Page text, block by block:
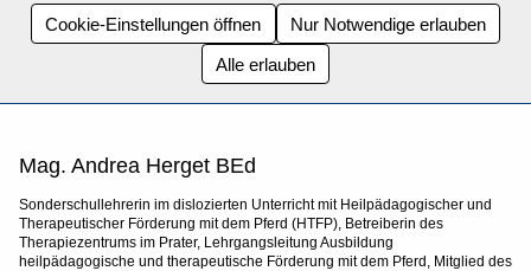
Cookie-Einstellungen öffnen
Nur Notwendige erlauben
Alle erlauben
Mag. Andrea Herget BEd
Sonderschullehrerin im dislozierten Unterricht mit Heilpädagogischer und
Therapeutischer Förderung mit dem Pferd (HTFP), Betreiberin des
Therapiezentrums im Prater, Lehrgangsleitung Ausbildung
heilpädagogische und therapeutische Förderung mit dem Pferd, Mitglied des